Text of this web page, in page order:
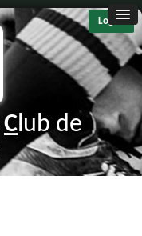
Log in
Club de